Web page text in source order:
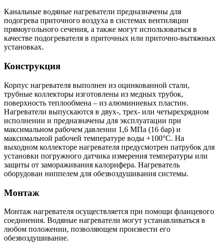
Канальные водяные нагреватели предназначены для
подогрева приточного воздуха в системах вентиляции
прямоугольного сечения, а также могут использоваться в
качестве подогревателя в приточных или приточно-вытяжных
установках.
Конструкция
Корпус нагревателя выполнен из оцинкованной стали,
трубные коллекторы изготовлены из медных трубок,
поверхность теплообмена – из алюминиевых пластин.
Нагреватели выпускаются в двух-, трех- или четырехрядном
исполнении и предназначены для эксплуатации при
максимальном рабочем давлении 1,6 МПа (16 бар) и
максимальной рабочей температуре воды +100°С. На
выходном коллекторе нагревателя предусмотрен патрубок для
установки погружного датчика измерения температуры или
защиты от замораживания калорифера. Нагреватель
оборудован ниппелем для обезвоздушивания системы.
Монтаж
Монтаж нагревателя осуществляется при помощи фланцевого
соединения. Водяные нагреватели могут устанавливаться в
любом положении, позволяющем произвести его
обезвоздушивание.